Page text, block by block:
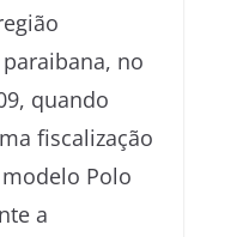
no
quando
fiscalização
Polo
a